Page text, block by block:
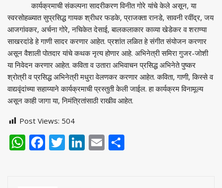
कार्यक्रमाची संकल्पना सादरीकरण विनीत गोरे यांचे केले असून,या
स्वरसोहळ्यात सुप्रसिद्ध गायक श्रीधर फडके,प्राजक्ता रानडे,सावनी रवींद्र,जय
आजगांवकर, अर्चना गोरे,नचिकेत देसाई,बालकलाकार काव्या खेडेकर व शराण्या
साखरदांडे हे गाणी सादर करणार आहेत. प्रशांत लळित हे संगीत संयोजन करणार
असून वैशाली पोतदार यांचे कथक नृत्य होणार आहे. अभिनेत्री समिरा गुजर-जोशी
या निवेदन करणार आहेत. कविता व उतारा अभिवाचन प्रसिद्ध अभिनेते पुष्कर
श्रोत्री व प्रसिद्ध अभिनेत्री मधुरा वेलणकर करणार आहेत. कविता,गाणी,किस्से व
वाद्यवृंदांच्या सहाय्याने कार्यक्रमाची प्रस्तुती केली जाईल. हा कार्यक्रम विनामूल्य
असून काही जागा या,निमंत्रितांसाठी राखीव आहेत.
Post Views: 504
WhatsApp
Facebook
Twitter
LinkedIn
Email